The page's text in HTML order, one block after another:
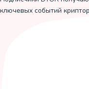
ключевых событий